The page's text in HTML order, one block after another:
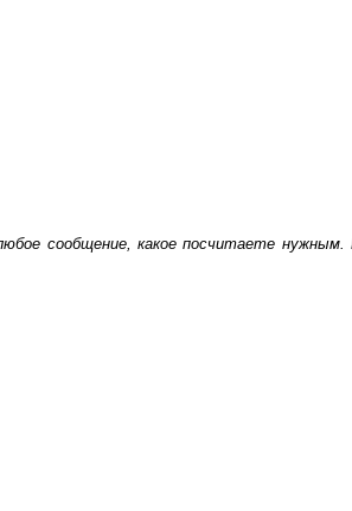
сообщение, какое посчитаете нужным.